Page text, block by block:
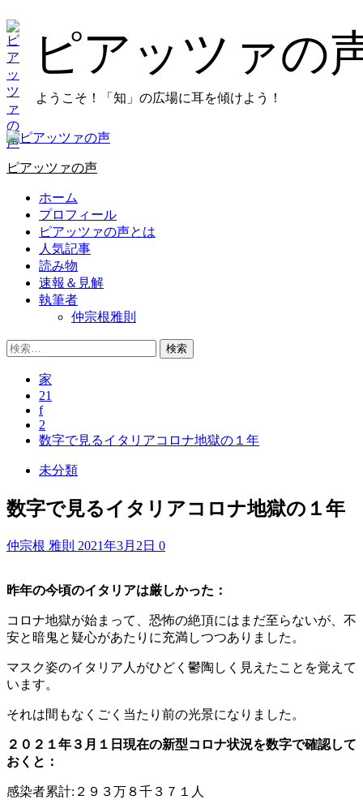
ン
テ
ン
ツ
に
ス
キ
ッ
プ
ピアッツァの
ようこそ！「知」の広場に耳を傾けよう！
プ
イ
ピアッツァの声
ホーム
プロフィール
ピアッツァの声とは
人気記事
読み物
速報＆見解
執筆者
仲宗根雅則
検
家
21
f
2
数字で見るイタリアコロナ地獄の１年
未分類
数字で見るイタリアコロナ地獄の１年
仲宗根 雅則 2021年3月2日 0
昨年の今頃のイタリアは厳しかった：
コロナ地獄が始まって、恐怖の絶頂にはまだ至らないが、不
安と暗鬼と疑心があたりに充満しつつありました。
マスク姿のイタリア人がひどく鬱陶しく見えたことを覚えて
います。
それは間もなくごく当たり前の光景になりました。
２０２１年３月１日現在の新型コロナ状況を数字で確認して
おくと：
感染者累計:２９３万８千３７１人